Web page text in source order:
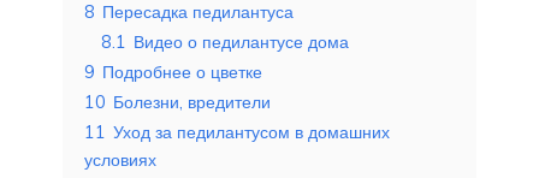
8 Пересадка педилантуса
8.1 Видео о педилантусе дома
9 Подробнее о цветке
10 Болезни, вредители
11 Уход за педилантусом в домашних
условиях